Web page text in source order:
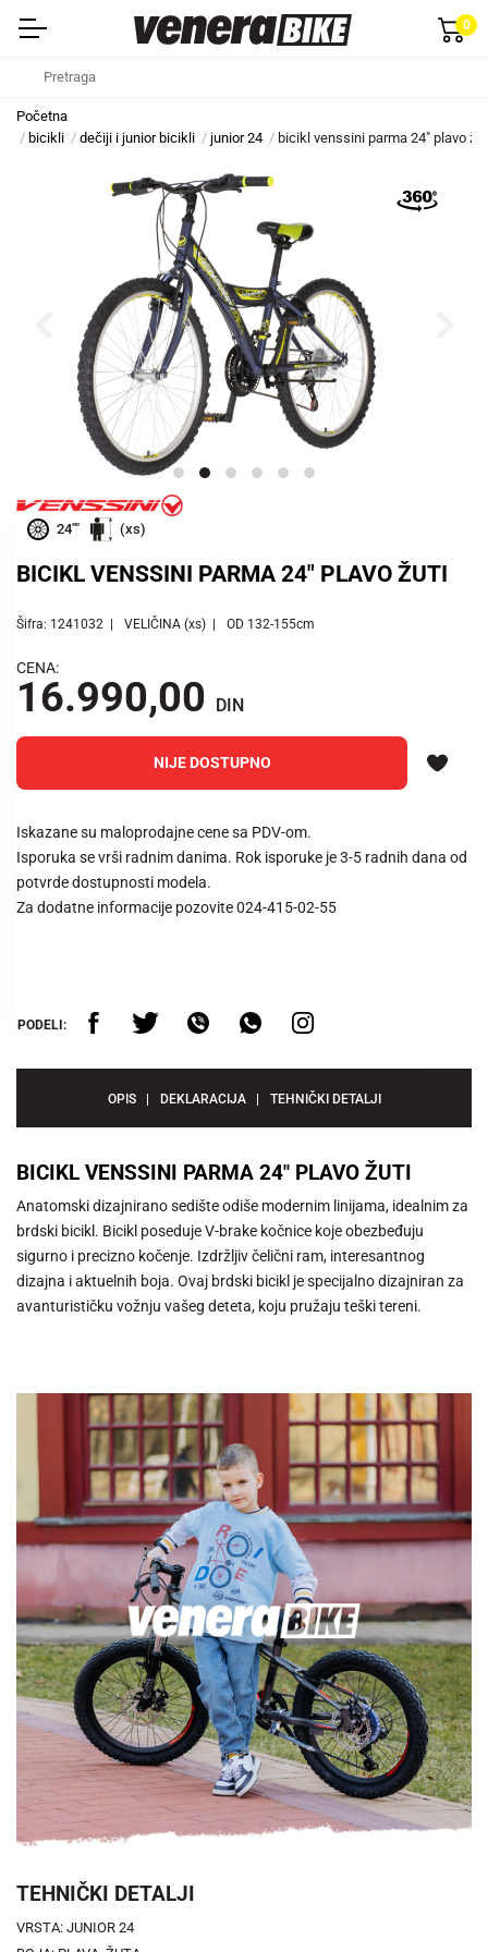
0
Početna
bicikli
dečiji i junior bicikli junior 24 bicikl venssini parma 24" plavo
24"" (xs)
BICIKL VENSSINI PARMA 24" PLAVO ŽUTI
Šifra: 1241032 VELIČINA (xs) OD 132-155cm
CENA:
16.990,00 DIN
NIJE DOSTUPNO
Iskazane su maloprodajne cene sa PDV-om.
Isporuka se vrši radnim danima. Rok isporuke je 3-5 radnih dana od
potvrde dostupnosti modela.
Za dodatne informacije pozovite 024-415-02-55
PODELI:
OPIS DEKLARACIJA TEHNIČKI DETALJI
BICIKL VENSSINI PARMA 24" PLAVO ŽUTI
Anatomski dizajnirano sedište odiše modernim linijama, idealnim za
brdski bicikl. Bicikl poseduje V-brake kočnice koje obezbeđuju
sigurno i precizno kočenje. Izdržljiv čelični ram, interesantnog
dizajna i aktuelnih boja. Ovaj brdski bicikl je specijalno dizajniran za
avanturističku vožnju vašeg deteta, koju pružaju teški tereni.
TEHNIČKI DETALJI
VRSTA: JUNIOR 24